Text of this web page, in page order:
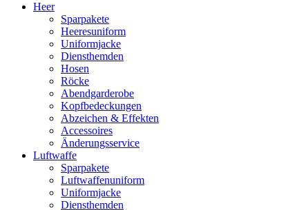
Heer
Sparpakete
Heeresuniform
Uniformjacke
Diensthemden
Hosen
Röcke
Abendgarderobe
Kopfbedeckungen
Abzeichen & Effekten
Accessoires
Änderungsservice
Luftwaffe
Sparpakete
Luftwaffenuniform
Uniformjacke
Diensthemden